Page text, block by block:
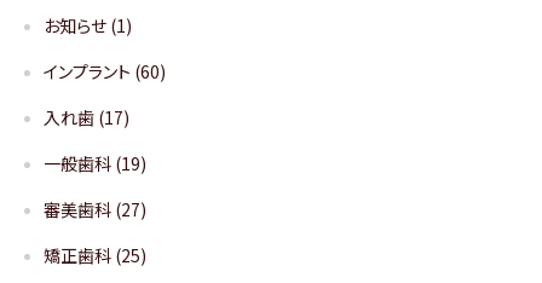
お知らせ (1)
インプラント (60)
入れ歯 (17)
一般歯科 (19)
審美歯科 (27)
矯正歯科 (25)